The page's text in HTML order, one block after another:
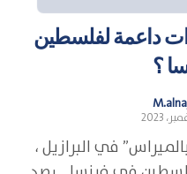
داعمة لفلسطين
؟
في البرازيل ،